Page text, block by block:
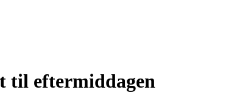
til eftermiddagen